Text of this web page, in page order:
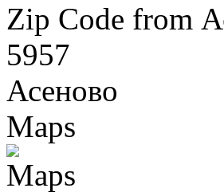
Zip Code from
5957
Асеново
Maps